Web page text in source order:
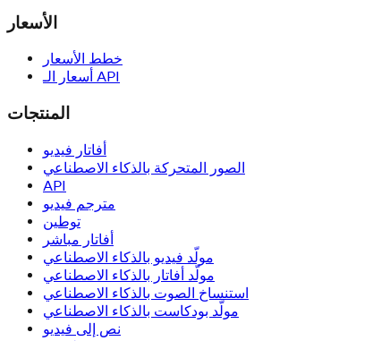
الأسعار
خطط الأسعار
أسعار الـ API
المنتجات
أفاتار فيديو
الصور المتحركة بالذكاء الاصطناعي
API
مترجم فيديو
توطين
أفاتار مباشر
مولّد فيديو بالذكاء الاصطناعي
مولّد أفاتار بالذكاء الاصطناعي
استنساخ الصوت بالذكاء الاصطناعي
مولّد بودكاست بالذكاء الاصطناعي
نص إلى فيديو